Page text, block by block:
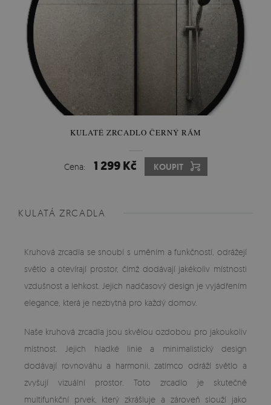
KULATÉ ZRCADLO ČERNÝ RÁM
Cena: 1 299 Kč KOUPIT
KULATÁ ZRCADLA
Kruhová zrcadla se snoubí s uměním a funkčností, odrážejí
světlo a otevírají prostor, čímž dodávají jakékoliv místnosti
vzdušnost a lehkost. Jejich nadčasový design je vyjádřením
elegance, která je nezbytná pro každý domov.
Naše kruhová zrcadla jsou skvělou ozdobou pro jakoukoliv
místnost. Jejich hladké linie a minimalistický design
dodávají rovnováhu a harmonii, zatímco odráží světlo a
zvyšují vizuální prostor. Toto zrcadlo je skutečně
multifunkční prvek, který zkrášluje a zároveň slouží jako